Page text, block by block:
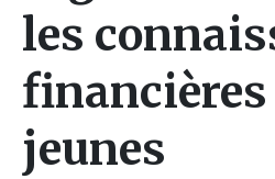
les
financières
jeunes